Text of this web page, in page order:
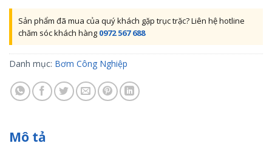
Sản phẩm đã mua của quý khách gặp trục trặc? Liên hệ hotline
chăm sóc khách hàng 0972 567 688
Danh mục: Bơm Công Nghiệp
Mô tả